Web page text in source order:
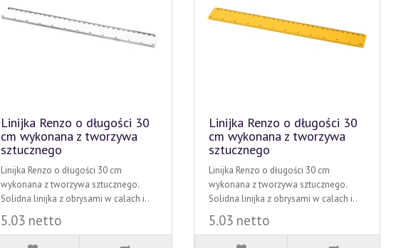
Linijka Renzo o długości 30
cm wykonana z tworzywa
sztucznego
Linijka Renzo o długości 30 cm
wykonana z tworzywa sztucznego.
Solidna linijka z obrysami w calach i..
5.03 netto
Linijka Renzo o długości 30
cm wykonana z tworzywa
sztucznego
Linijka Renzo o długości 30 cm
wykonana z tworzywa sztucznego.
Solidna linijka z obrysami w calach i..
5.03 netto